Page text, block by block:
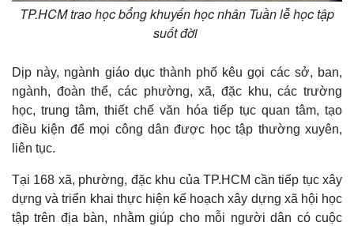
Cuộc sống đó đây
Ảnh
E-Magazine
Infographic
TP.HCM trao học bổng khuyến học nhân Tuần lễ học tập
suốt đời
Dịp này, ngành giáo dục thành phố kêu gọi các sở, ban,
ngành, đoàn thể, các phường, xã, đặc khu, các trường
học, trung tâm, thiết chế văn hóa tiếp tục quan tâm, tạo
điều kiện để mọi công dân được học tập thường xuyên,
liên tục.
Tại 168 xã, phường, đặc khu của TP.HCM cần tiếp tục xây
dựng và triển khai thực hiện kế hoạch xây dựng xã hội học
tập trên địa bàn, nhằm giúp cho mỗi người dân có cuộc